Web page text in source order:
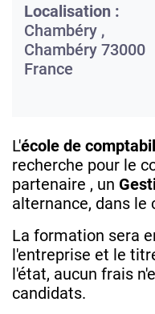
Localisation :
Chambéry ,
Chambéry 73000
France
L'école de
recherche pour le
partenaire , un
alternance, dans le
La formation sera
l'entreprise et le
l'état, aucun frais
candidats.